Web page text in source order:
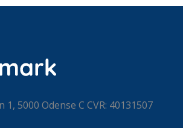
5000 Odense C CVR: 40131507